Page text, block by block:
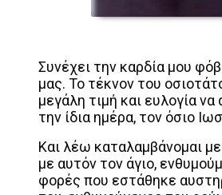
Συνέχει την καρδία μου
μας. Το τέκνον του
μεγάλη τιμή και ευλογία
την ίδια ημέρα, τον όσιο
Και λέω καταλαμβάνομαι
με αυτόν τον άγιο,
φορές που εστάθηκε